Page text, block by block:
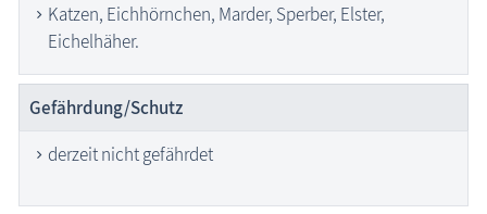
Katzen, Eichhörnchen, Marder, Sperber, Elster,
Eichelhäher.
Gefährdung/Schutz
derzeit nicht gefährdet